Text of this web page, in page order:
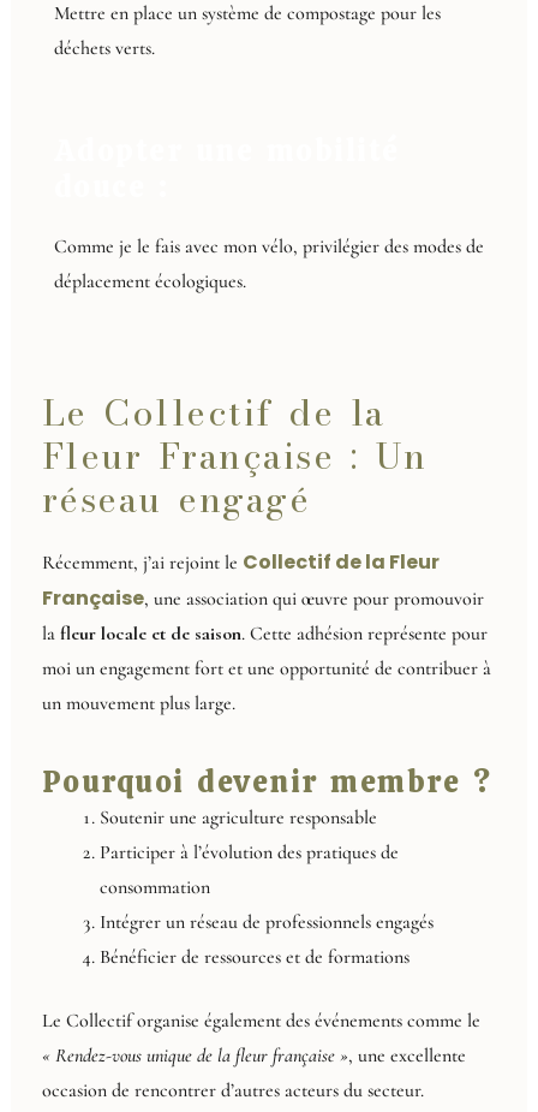
Mettre en place un système de compostage pour les
déchets verts.
Comme je le fais avec mon vélo, privilégier des modes de
déplacement écologiques.
Le Collectif de la
Fleur Française : Un
réseau engagé
Récemment, j’ai rejoint le Collectif de la Fleur
Française, une association qui œuvre pour promouvoir
la fleur locale et de saison. Cette adhésion représente pour
moi un engagement fort et une opportunité de contribuer à
un mouvement plus large.
Pourquoi devenir membre ?
Soutenir une agriculture responsable
Participer à l’évolution des pratiques de
consommation
Intégrer un réseau de professionnels engagés
Bénéficier de ressources et de formations
Le Collectif organise également des événements comme le
« Rendez-vous unique de la fleur française », une excellente
occasion de rencontrer d’autres acteurs du secteur.